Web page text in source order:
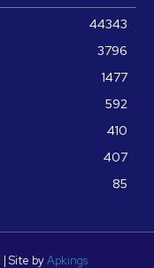
44343
3796
1477
592
410
407
85
Site byApkings